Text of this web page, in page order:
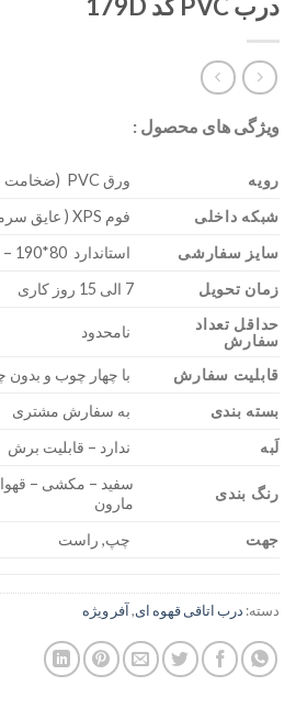
ویژگی های محصول :
رویه
ورق PVC (ضخامت 0/85)
شبکه داخلی
فوم XPS ( عایق سرما – گرما )
سایز سفارشی
استاندارد 80*190 – 300*200
زمان تحویل
7 الی 15 روز کاری
حداقل تعداد
سفارش
نامحدود
قابلیت سفارش
با چهار چوب و بدون
بسته بندی
به سفارش مشتری
لَبه
ندارد – قابلیت برش
رنگ بندی
سفید – مکشی –
مارون
جهت
چپ, راست
دسته: درب اتاقی قهوه ای,آفر ویژه